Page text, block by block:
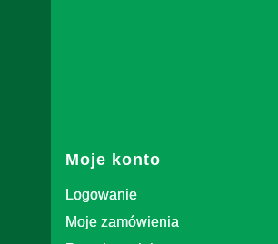
Moje konto
Logowanie
Moje zamówienia